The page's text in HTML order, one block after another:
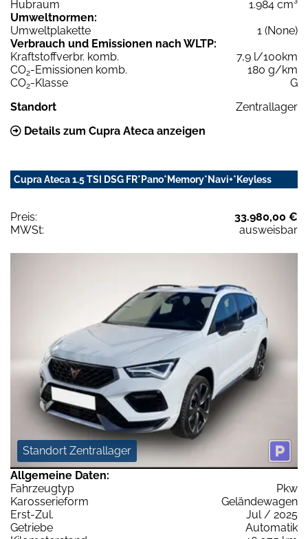
Hubraum
1.984 cm³
Umweltnormen:
Umweltplakette
1 (None)
Verbrauch und Emissionen nach WLTP:
Kraftstoffverbr. komb.
7,9 l/100km
CO2-Emissionen komb.
180 g/km
CO2-Klasse
G
Standort
Zentrallager
Details zum Cupra Ateca anzeigen
Cupra Ateca 1.5 TSI DSG FR*Pano*Memory*Navi+*Keyless
Preis:
33.980,00 €
MWSt:
ausweisbar
Standort Zentrallager
Allgemeine Daten:
Fahrzeugtyp
Pkw
Karosserieform
Geländewagen
Erst-Zul.
Jul / 2025
Getriebe
Automatik